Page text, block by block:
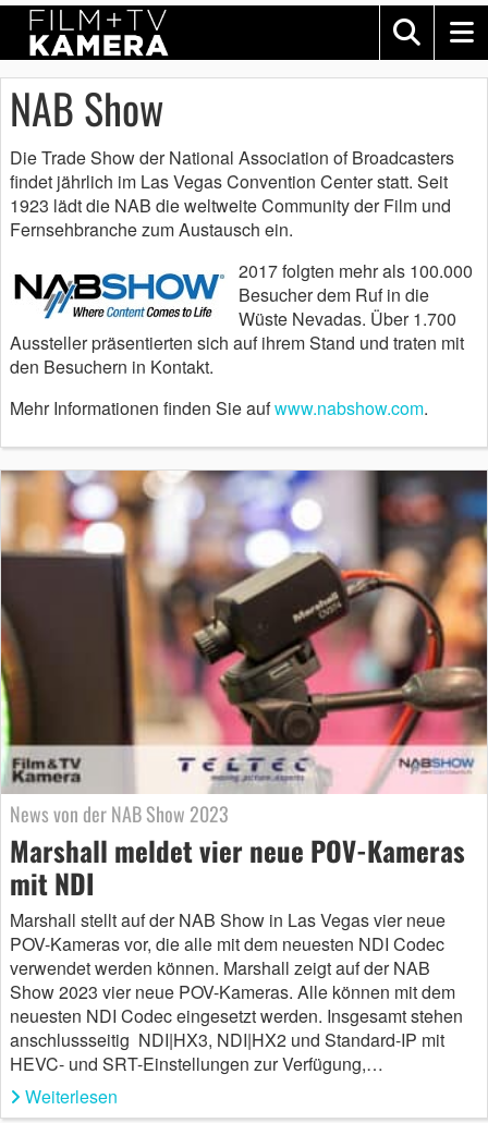
NAB Show
Die Trade Show der National Association of Broadcasters
findet jährlich im Las Vegas Convention Center statt. Seit
1923 lädt die NAB die weltweite Community der Film und
Fernsehbranche zum Austausch ein.
2017 folgten mehr als 100.000
Besucher dem Ruf in die
Wüste Nevadas. Über 1.700
Aussteller präsentierten sich auf ihrem Stand und traten mit
den Besuchern in Kontakt.
Mehr Informationen finden Sie aufwww.nabshow.com.
News von der NAB Show 2023
Marshall meldet vier neue POV-Kameras
mit NDI
Marshall stellt auf der NAB Show in Las Vegas vier neue
POV-Kameras vor, die alle mit dem neuesten NDI Codec
verwendet werden können. Marshall zeigt auf der NAB
Show 2023 vier neue POV-Kameras. Alle können mit dem
neuesten NDI Codec eingesetzt werden. Insgesamt stehen
anschlussseitig NDI|HX3, NDI|HX2 und Standard-IP mit
HEVC- und SRT-Einstellungen zur Verfügung,…
Weiterlesen